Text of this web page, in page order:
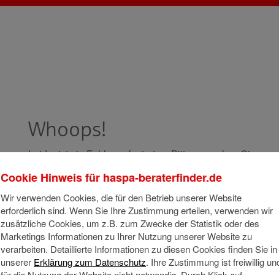
Whoops!
Leider ist ein Fehler aufgetreten. Bitte versuchen Sie es
Bitte wenden Sie sich an support@baningo.com, sollte
weiterhin auftauchen.
Technische Informationen
Cookie Hinweis für haspa-beraterfinder.de
Wir verwenden Cookies, die für den Betrieb unserer Website
erforderlich sind. Wenn Sie Ihre Zustimmung erteilen, verwenden wir
zusätzliche Cookies, um z.B. zum Zwecke der Statistik oder des
Marketings Informationen zu Ihrer Nutzung unserer Website zu
verarbeiten. Detaillierte Informationen zu diesen Cookies finden Sie in
unserer Erklärung zum Datenschutz. Ihre Zustimmung ist freiwillig